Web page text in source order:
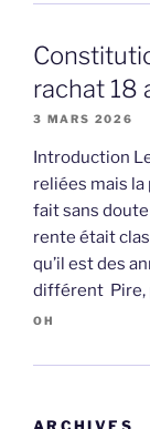
rachat 18
3 MARS 2026
Introduction
reliées mais
fait sans doute
rente était
qu’il est des
différent Pire,
OH